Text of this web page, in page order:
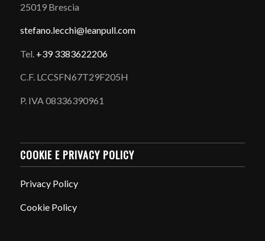
25019 Brescia
stefano.lecchi@leanpull.com
Tel. +39 3383622206
C.F. LCCSFN67T29F205H
P. IVA 08336390961
COOKIE E PRIVACY POLICY
Privacy Policy
Cookie Policy